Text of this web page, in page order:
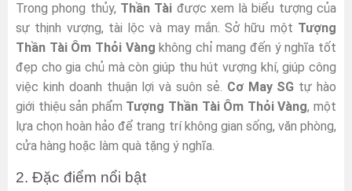
Trong phong thủy, Thần Tài được xem là biểu tượng của
sự thịnh vượng, tài lộc và may mắn. Sở hữu một Tượng
Thần Tài Ôm Thỏi Vàng không chỉ mang đến ý nghĩa tốt
đẹp cho gia chủ mà còn giúp thu hút vượng khí, giúp công
việc kinh doanh thuận lợi và suôn sẻ. Cơ May SG tự hào
giới thiệu sản phẩm Tượng Thần Tài Ôm Thỏi Vàng, một
lựa chọn hoàn hảo để trang trí không gian sống, văn phòng,
cửa hàng hoặc làm quà tặng ý nghĩa.
2. Đặc điểm nổi bật